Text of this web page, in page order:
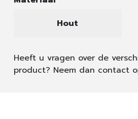
Hout
Heeft u vragen over de
product? Neem dan contact